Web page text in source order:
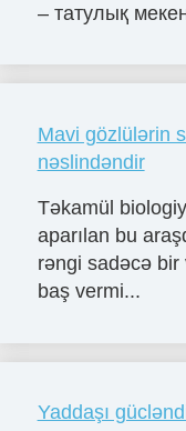
– татулық
Mavi gözlülərin
nəslindəndir
Təkamül
aparılan bu
rəngi sadəcə bir
baş vermi...
Yaddaşı